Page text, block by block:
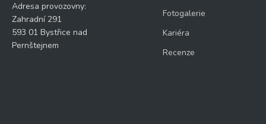
Adresa provozovny:
Zahradní 291
593 01 Bystřice nad
Pernštejnem
Fotogalerie
Kariéra
Recenze